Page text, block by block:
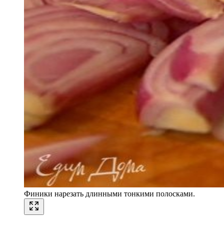
Финики нарезать длинными тонкими полосками.